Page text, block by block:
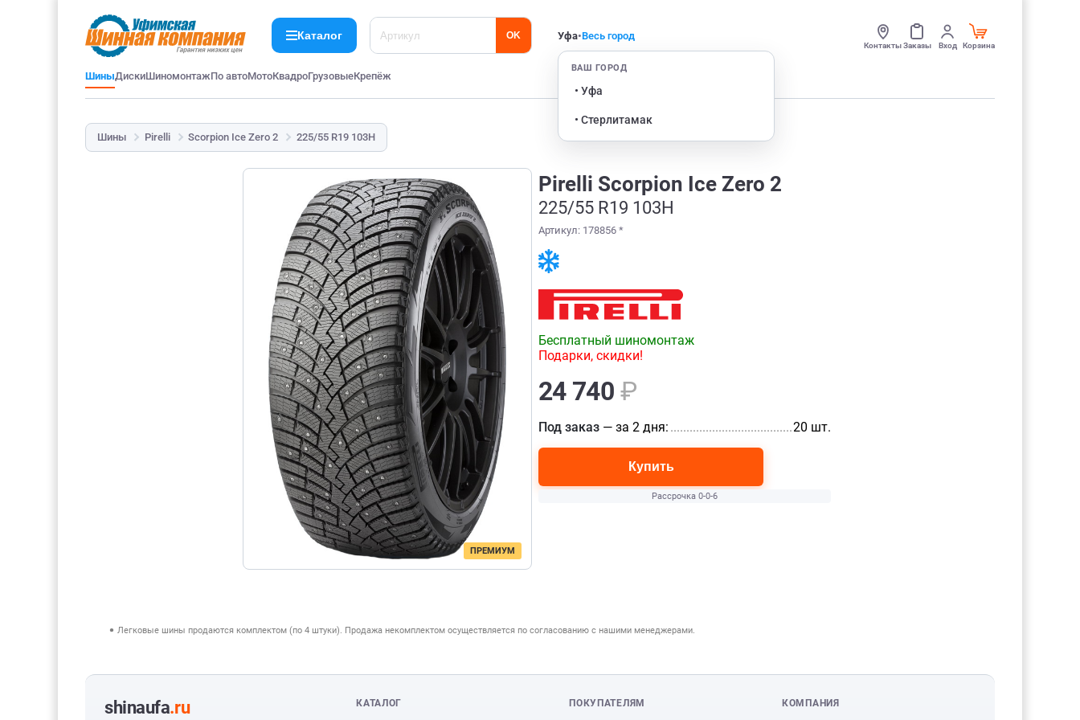
Каталог OK Уфа•Весь город
ВАШ ГОРОД
• Уфа
• Стерлитамак
КонтактыЗаказы Вход Корзина
ШиныДискиШиномонтажПо автоМотоКвадроГрузовыеКрепёж
Шины Pirelli Scorpion Ice Zero 2 225/55 R19 103H
ПРЕМИУМ
Pirelli Scorpion Ice Zero 2
225/55 R19 103H
Артикул: 178856 *
Бесплатный шиномонтаж
Подарки, скидки!
24 740 ₽
Под заказ — за 2 дня: .................................................................
20 шт.
Купить
Рассрочка 0-0-6
Легковые шины продаются комплектом (по 4 штуки). Продажа некомплектом осуществляется по согласованию с нашими менеджерами.
shinaufa.ru КАТАЛОГ ПОКУПАТЕЛЯМ КОМПАНИЯ